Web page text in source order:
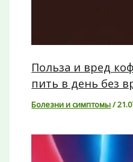
Польза и вред
пить в день без
Болезни и симптомы/